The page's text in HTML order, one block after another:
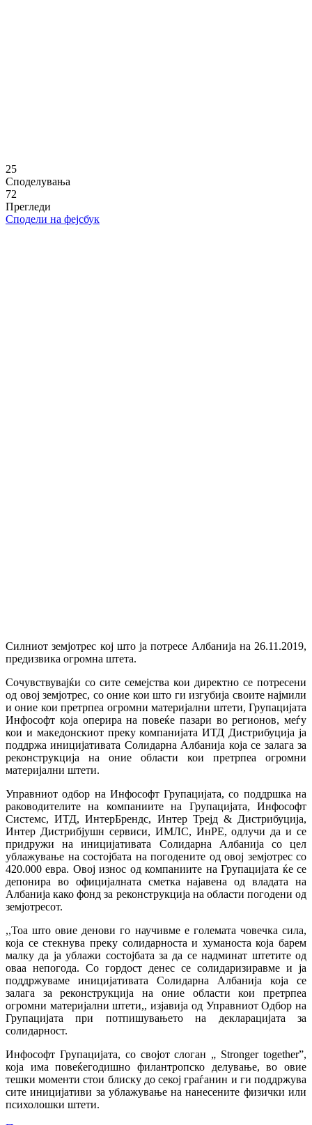
25
Споделувања
72
Прегледи
Сподели на фејсбук
Силниот земјотрес кој што ја потресе Албанија на 26.11.2019,
предизвика огромна штета.
Сочувствувајќи со сите семејства кои директно се потресени
од овој земјотрес, со оние кои што ги изгубија своите најмили
и оние кои претрпеа огромни материјални штети, Групацијата
Инфософт која оперира на повеќе пазари во регионов, меѓу
кои и македонскиот преку компанијата ИТД Дистрибуција ја
поддржа иницијативата Солидарна Албанија која се залага за
реконструкција на оние области кои претрпеа огромни
материјални штети.
Управниот одбор на Инфософт Групацијата, со поддршка на
раководителите на компаниите
на Групацијата, Инфософт
Системс, ИТД, ИнтерБрендс, Интер Трејд &Дистрибуција,
Интер Дистрибјушн сервиси, ИМЛС, ИнРЕ, одлучи да и се
придружи на иницијативата Солидарна Албанија со цел
ублажување на состојбата на погодените од овој земјотрес со
420.000 евра. Овој износ од компаниите на Групацијата ќе се
депонира во официјалната сметка најавена од владата на
Албанија како фонд за реконструкција на области погодени од
земјотресот.
,,Тоа што овие денови го научивме е големата човечка сила,
која се стекнува преку солидарноста и хуманоста која барем
малку да ја ублажи состојбата за да се надминат штетите од
оваа непогода. Со гордост денес се солидаризиравме и ја
поддржуваме иницијативата Солидарна Албанија која се
залага за реконструкција на оние области кои претрпеа
огромни материјални штети,, изјавија од Управниот Одбор на
Групацијата при потпишувањето на декларацијата за
солидарност.
Инфософт Групацијата, со својот слоган „ Stronger together”,
која има повеќегодишно филантропско делување, во овие
тешки моменти стои блиску до секој граѓанин и ги поддржува
сите иницијативи за ублажување на нанесените физички или
психолошки штети.